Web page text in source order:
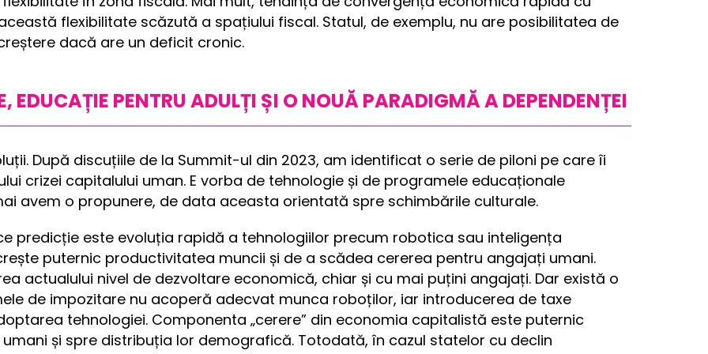
flexibilitate scăzută a spațiului fiscal. Statul, de exemplu, nu are posibilitatea de
dacă are un deficit cronic.
EDUCAȚIE PENTRU ADULȚI ȘI O NOUĂ PARADIGMĂ A DEPENDENȚEI
După discuțiile de la Summit-ul din 2023, am identificat o serie de piloni pe care îi
crizei capitalului uman. E vorba de tehnologie și de programele educaționale
avem o propunere, de data aceasta orientată spre schimbările culturale.
predicție este evoluția rapidă a tehnologiilor precum robotica sau inteligența
puternic productivitatea muncii și de a scădea cererea pentru angajați umani.
actualului nivel de dezvoltare economică, chiar și cu mai puțini angajați. Dar există o
de impozitare nu acoperă adecvat munca roboților, iar introducerea de taxe
tehnologiei. Componenta „cerere” din economia capitalistă este puternic
și spre distribuția lor demografică. Totodată, în cazul statelor cu declin